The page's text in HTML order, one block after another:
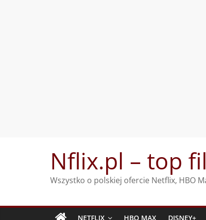
Nflix.pl – top
Wszystko o polskiej ofercie Netflix, HBO
NETFLIX HBO MAX DISNEY+